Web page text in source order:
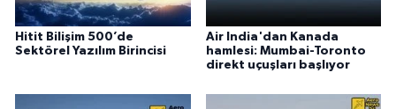
Hitit Bilişim 500’de
Sektörel Yazılım Birincisi
Air India'dan Kanada
hamlesi: Mumbai-Toronto
direkt uçuşları başlıyor